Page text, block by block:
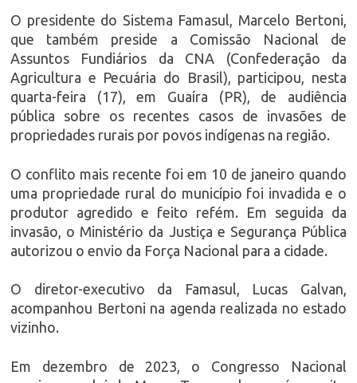
O presidente do Sistema Famasul, Marcelo Bertoni,
que também preside a Comissão Nacional de
Assuntos Fundiários da CNA (Confederação da
Agricultura e Pecuária do Brasil), participou, nesta
quarta-feira (17), em Guaíra (PR), de audiência
pública sobre os recentes casos de invasões de
propriedades rurais por povos indígenas na região.
O conflito mais recente foi em 10 de janeiro quando
uma propriedade rural do município foi invadida e o
produtor agredido e feito refém. Em seguida da
invasão, o Ministério da Justiça e Segurança Pública
autorizou o envio da Força Nacional para a cidade.
O diretor-executivo da Famasul, Lucas Galvan,
acompanhou Bertoni na agenda realizada no estado
vizinho.
Em dezembro de 2023, o Congresso Nacional